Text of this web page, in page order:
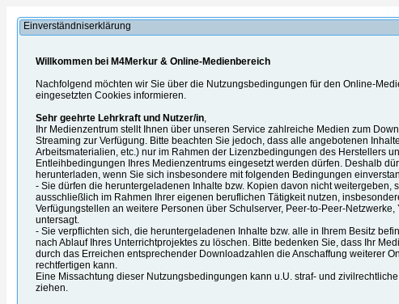
Einverständniserklärung
Willkommen bei M4Merkur & Online-Medienbereich
Nachfolgend möchten wir Sie über die Nutzungsbedingungen für den Online-
eingesetzten Cookies informieren.
Sehr geehrte Lehrkraft und Nutzer/in,
Ihr Medienzentrum stellt Ihnen über unseren Service zahlreiche Medien zum
Streaming zur Verfügung. Bitte beachten Sie jedoch, dass alle angebotenen
Arbeitsmaterialien, etc.) nur im Rahmen der Lizenzbedingungen des Herstellers
Entleihbedingungen Ihres Medienzentrums eingesetzt werden dürfen. Deshalb
herunterladen, wenn Sie sich insbesondere mit folgenden Bedingungen
- Sie dürfen die heruntergeladenen Inhalte bzw. Kopien davon nicht weitergeben,
ausschließlich im Rahmen Ihrer eigenen beruflichen Tätigkeit nutzen,
Verfügungstellen an weitere Personen über Schulserver, Peer-to-Peer-Netzwerke,
untersagt.
- Sie verpflichten sich, die heruntergeladenen Inhalte bzw. alle in Ihrem Besitz
nach Ablauf Ihres Unterrichtprojektes zu löschen. Bitte bedenken Sie, dass Ihr
durch das Erreichen entsprechender Downloadzahlen die Anschaffung weiterer
rechtfertigen kann.
Eine Missachtung dieser Nutzungsbedingungen kann u.U. straf- und
ziehen.